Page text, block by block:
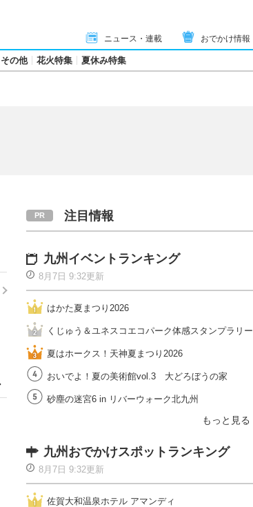
ニュース・連載 おでかけ情報
その他 花火特集 夏休み特集
注目情報
九州イベントランキング
8月7日 9:32更新
はかた夏まつり2026
くじゅう＆ユネスコエコパーク体感スタンプラリー
夏はホークス！天神夏まつり2026
おいでよ！夏の美術館vol.3 大どろぼうの家
砂塵の迷宮6 in リバーウォーク北九州
もっと見る
九州おでかけスポットランキング
8月7日 9:32更新
佐賀大和温泉ホテル アマンディ